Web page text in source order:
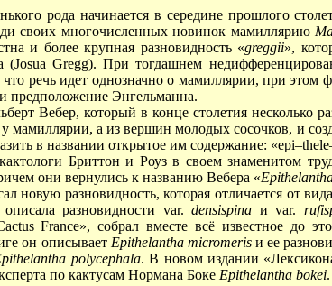
рода начинается в середине прошлого
своих многочисленных новинок мамиллярию
и более крупная разновидность «greggii»,
(Josua Gregg). При тогдашнем
речь идет однозначно о мамиллярии, при этом
предположение Энгельманна.
Вебер, который в конце столетия несколько
мамиллярии, а из вершин молодых сосочков, и
в названии открытое им содержание:
Бриттон и Роуз в своем знаменитом
они вернулись к названию Вебера «
новую разновидность, которая отличается от
разновидности var.densispina и var.
France», собрал вместе всё известное до
он описывает Epithelantha micromerisи ее
polycephala. В новом издании
по кактусам Нормана Боке Epithelantha bokei.